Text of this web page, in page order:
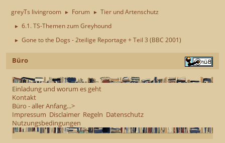
greyTs livingroom ► Forum ► Tier und Artenschutz
► 6.1. TS-Themen zum Greyhound
► Gone to the Dogs - 2teilige Reportage + Teil 3 (BBC 2001)
Büro
Einladung und worum es geht
Kontakt
Büro - aller Anfang...>
Impressum Disclaimer Regeln Datenschutz
Nutzungsbedingungen